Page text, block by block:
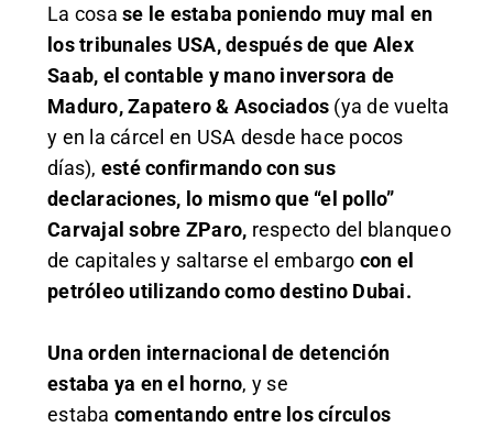
La cosa se le estaba poniendo muy mal en
los tribunales USA, después de que Alex
Saab, el contable y mano inversora de
Maduro, Zapatero & Asociados (ya de vuelta
y en la cárcel en USA desde hace pocos
días), esté confirmando con sus
declaraciones, lo mismo que “el pollo”
Carvajal sobre ZParo, respecto del blanqueo
de capitales y saltarse el embargo con el
petróleo utilizando como destino Dubai.
Una orden internacional de detención
estaba ya en el horno, y se
estaba comentando entre los círculos